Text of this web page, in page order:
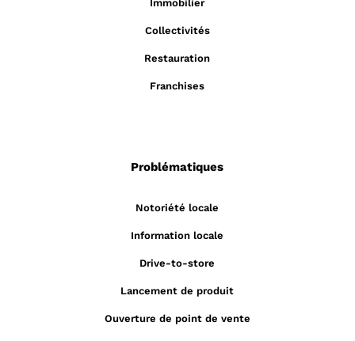
Immobilier
Collectivités
Restauration
Franchises
Problématiques
Notoriété locale
Information locale
Drive-to-store
Lancement de produit
Ouverture de point de vente